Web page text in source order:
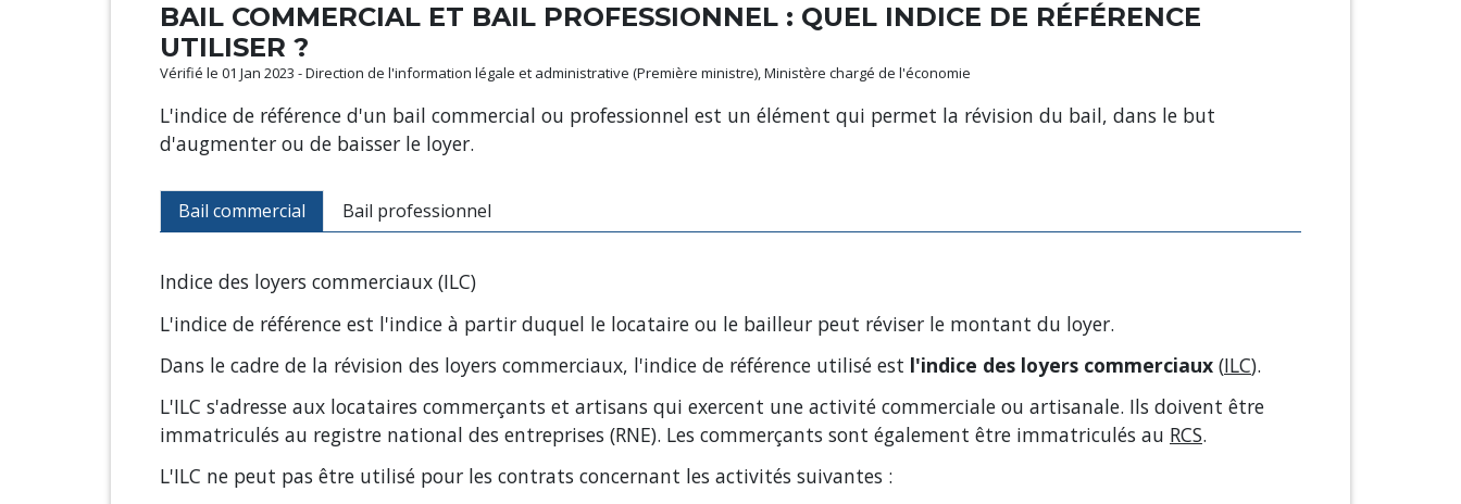
BAIL COMMERCIAL ET BAIL PROFESSIONNEL : QUEL INDICE DE RÉFÉRENCE
UTILISER ?
Vérifié le 01 Jan 2023 - Direction de l'information légale et administrative (Première ministre), Ministère chargé de l'économie
L'indice de référence d'un bail commercial ou professionnel est un élément qui permet la révision du bail, dans le but
d'augmenter ou de baisser le loyer.
Bail commercial Bail professionnel
Indice des loyers commerciaux (ILC)
L'indice de référence est l'indice à partir duquel le locataire ou le bailleur peut réviser le montant du loyer.
Dans le cadre de la révision des loyers commerciaux, l'indice de référence utilisé est l'indice des loyers commerciaux (ILC).
L'ILC s'adresse aux locataires commerçants et artisans qui exercent une activité commerciale ou artisanale. Ils doivent être
immatriculés au registre national des entreprises (RNE). Les commerçants sont également être immatriculés au RCS.
L'ILC ne peut pas être utilisé pour les contrats concernant les activités suivantes :